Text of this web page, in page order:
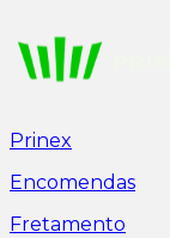
Prinex
Encomendas
Fretamento